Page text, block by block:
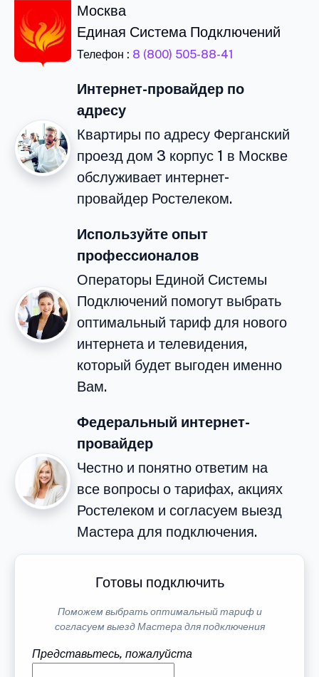
Москва
Единая Система Подключений
Телефон : 8 (800) 505-88-41
Интернет-провайдер по
адресу
Квартиры по адресу Ферганский
проезд дом 3 корпус 1 в Москве
обслуживает интернет-
провайдер Ростелеком.
Используйте опыт
профессионалов
Операторы Единой Системы
Подключений помогут выбрать
оптимальный тариф для нового
интернета и телевидения,
который будет выгоден именно
Вам.
Федеральный интернет-
провайдер
Честно и понятно ответим на
все вопросы о тарифах, акциях
Ростелеком и согласуем выезд
Мастера для подключения.
Готовы подключить
Поможем выбрать оптимальный тариф и
согласуем выезд Мастера для подключения
Представьтесь, пожалуйста